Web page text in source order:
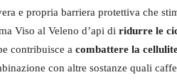
e propria barriera protettiva che
Viso al Veleno d’api di ridurre le
contribuisce a combattere la
con altre sostanze quali